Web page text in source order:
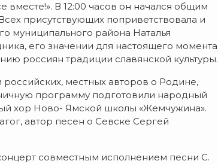
вместе!». В 12:00 часов он начался общим
присутствующих поприветствовала и
муниципального района Наталья
его значении для настоящего момента
россиян традиции славянской культуры.
российских, местных авторов о Родине,
программу подготовили народный
хор Ново- Ямской школы «Жемчужина».
автор песен о Севске Сергей
совместным исполнением песни С.